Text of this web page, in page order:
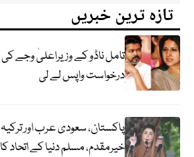
تازہ ترین خبریں
تامل ناڈو کے وزیراعلیٰ وجے
درخواست واپس لے لی
پاکستان، سعودی عرب اور
خیرمقدم، مسلم دنیا کے اتحاد